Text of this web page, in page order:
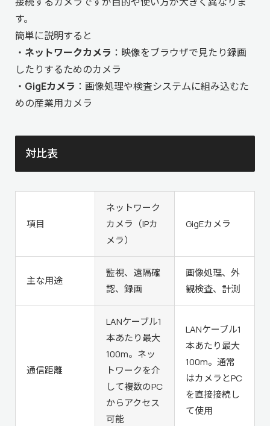
す。
簡単に説明すると
・ ネットワークカメラ ：映像をブラウザで見たり録画
したりするためのカメラ
・ GigEカメラ ：画像処理や検査システムに組み込むた
めの産業用カメラ
対比表
項目
ネットワーク
カメラ（IPカ
メラ）
GigEカメラ
主な用途
監視、遠隔確
認、録画
画像処理、外
観検査、計測
通信距離
LANケーブル1
本あたり最大
100m。ネッ
トワークを介
して複数のPC
からアクセス
可能
LANケーブル1
本あたり最大
100m。通常
はカメラとPC
を直接接続し
て使用